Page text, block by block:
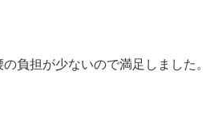
負担が少ないので満足しました。